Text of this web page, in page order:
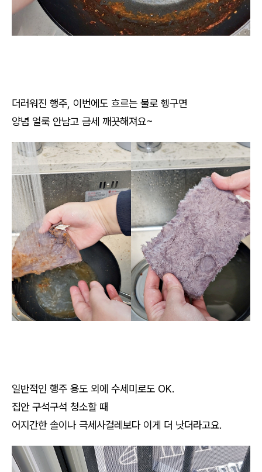
더러워진 행주, 이번에도 흐르는 물로 헹구면
양념 얼룩 안남고 금세 깨끗해져요~
일반적인 행주 용도 외에 수세미로도 OK.
집안 구석구석 청소할 때
어지간한 솔이나 극세사걸레보다 이게 더 낫더라고요.